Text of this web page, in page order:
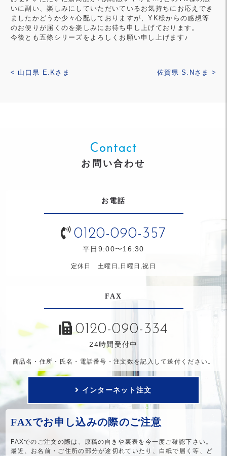
いに副い、楽しみにしていただいているお気持ちにお応えでき
ましたかどうか少々心配しておりますが、YK様からの感想等
のお便りが届くのを楽しみにお待ち申し上げております。
今後とも五條シリーズをよろしくお願い申し上げます♪
< 山口県 E.Kさま 佐賀県 S.Nさま >
Contact
お問い合わせ
お電話
0120-090-357
平日9:00〜16:30
定休日 土曜日,日曜日,祝日
FAX
0120-090-334
24時間受付中
商品名・住所・氏名・電話番号・注文数を記入して送付ください。
インターネット注文
FAXでお申し込みの際のご注意
FAXでのご注文の際は、原稿の向きや裏表を今一度ご確認下さい。
最近、お名前・ご住所の部分が途切れていたり、白紙で届く等、ど